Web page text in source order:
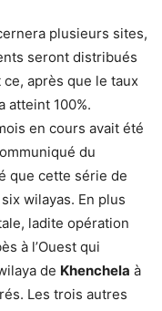
plusieurs sites,
seront distribués
après que le taux
atteint 100%.
en cours avait été
du
que cette série de
wilayas. En plus
ladite opération
à l’Ouest qui
de Khenchela à
Les trois autres